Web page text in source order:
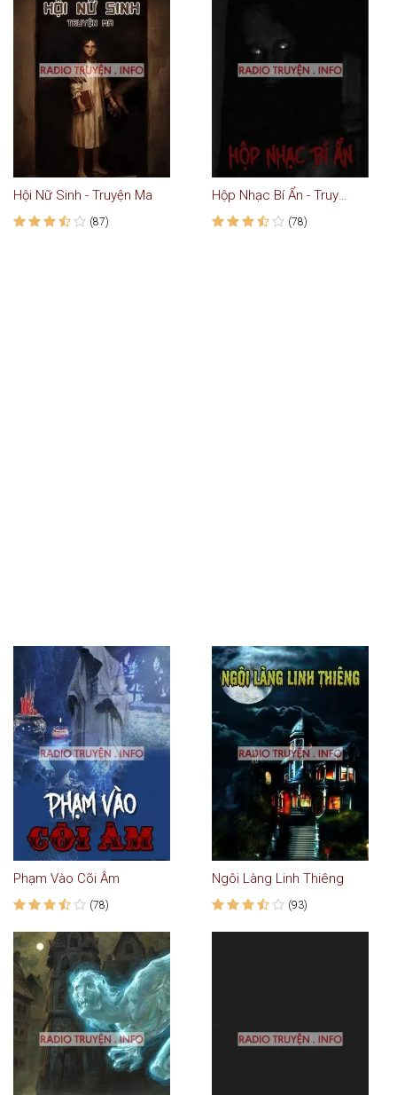
Hội Nữ Sinh - Truyện Ma
(87)
Hộp Nhạc Bí Ẩn - Truyện Ma
(78)
Phạm Vào Cõi Âm
(78)
Ngôi Làng Linh Thiêng
(93)